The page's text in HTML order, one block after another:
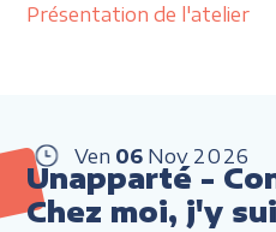
Présentation de l'atelier
Ven 06 Nov 2026
Unapparté -
Chez moi, j'y